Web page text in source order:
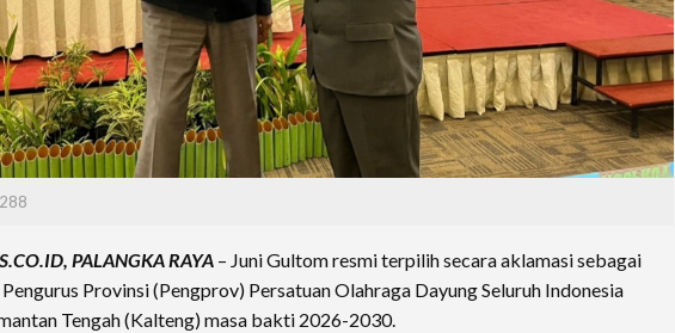
PALANGKA RAYA – Juni Gultom resmi terpilih secara aklamasi sebagai
Provinsi (Pengprov) Persatuan Olahraga Dayung Seluruh Indonesia
Tengah (Kalteng) masa bakti 2026-2030.